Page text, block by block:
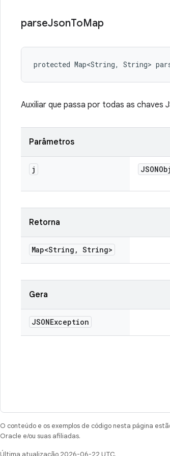
parseJsonToMap
protected Map<String, String>
Auxiliar que passa por todas as chaves
Parâmetros
j
Retorna
Map<String , String>
Gera
JSONException
O conteúdo e os exemplos de código nesta página
Oracle e/ou suas afiliadas.
Última atualização 2026-06-22 UTC.